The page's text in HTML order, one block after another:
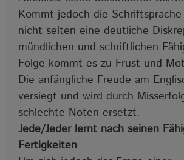
Kommt jedoch die
nicht selten eine deutliche
mündlichen und schriftlichen
Folge kommt es zu Frust und
Die anfängliche Freude am
versiegt und wird durch
schlechte Noten ersetzt.
Jede/Jeder lernt nach seinen
Fertigkeiten